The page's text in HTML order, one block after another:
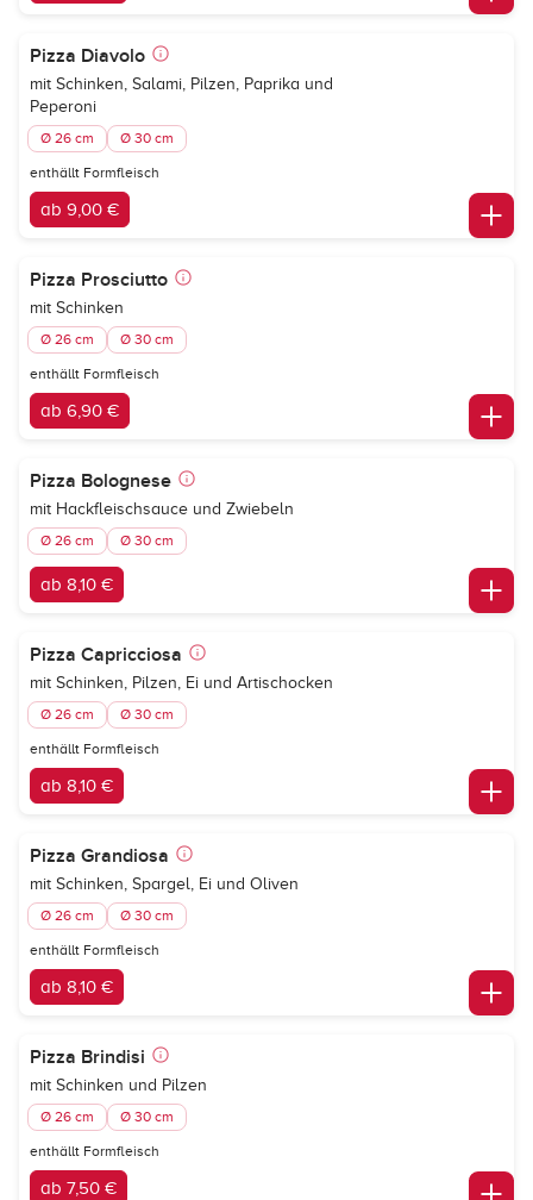
Pizza Diavolo
mit Schinken, Salami, Pilzen, Paprika und
Peperoni
Ø 26 cm Ø 30 cm
enthällt Formfleisch
ab 9,00 €
Pizza Prosciutto
mit Schinken
Ø 26 cm Ø 30 cm
enthällt Formfleisch
ab 6,90 €
Pizza Bolognese
mit Hackfleischsauce und Zwiebeln
Ø 26 cm Ø 30 cm
ab 8,10 €
Pizza Capricciosa
mit Schinken, Pilzen, Ei und Artischocken
Ø 26 cm Ø 30 cm
enthällt Formfleisch
ab 8,10 €
Pizza Grandiosa
mit Schinken, Spargel, Ei und Oliven
Ø 26 cm Ø 30 cm
enthällt Formfleisch
ab 8,10 €
Pizza Brindisi
mit Schinken und Pilzen
Ø 26 cm Ø 30 cm
enthällt Formfleisch
ab 7,50 €